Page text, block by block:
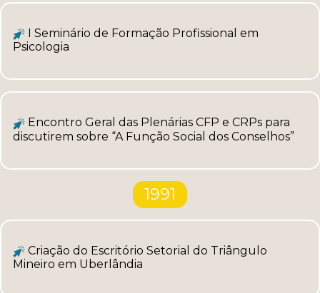
I Seminário de Formação Profissional em
Psicologia
Encontro Geral das Plenárias CFP e CRPs para
discutirem sobre “A Função Social dos Conselhos”
1991
Criação do Escritório Setorial do Triângulo
Mineiro em Uberlândia